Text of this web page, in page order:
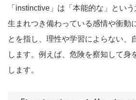
「instinctive」は「本能的な」とい
生まれつき備わっている感情や衝動
とを指し、理性や学習によらない、
します。例えば、危険を察知して身
します。